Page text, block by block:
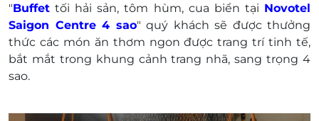
VAT)
Từ 12 tuổi trở lên: Tính 01 voucher như người
lớn
Khách hàng vui lòng đặt chỗ trước khi đến.
Trường hợp không đặt chỗ trước, nhà hàng xin
Điện thoại: 028 3822 4866 - 0909 449 518
"Buffet tối hải sản, tôm hùm, cua biển tại Novotel
Saigon Centre 4 sao" quý khách sẽ được thưởng
thức các món ăn thơm ngon được trang trí tinh tế,
bắt mắt trong khung cảnh trang nhã, sang trọng 4
sao.